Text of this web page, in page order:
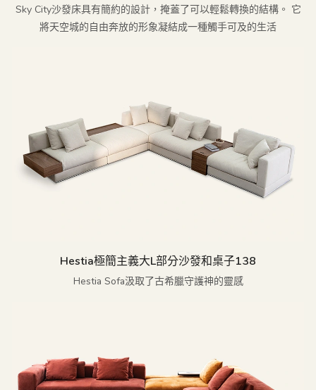
Sky City沙發床具有簡約的設計，掩蓋了可以輕鬆轉換的結構。 它
將天空城的自由奔放的形象凝結成一種觸手可及的生活
Hestia極簡主義大l部分沙發和桌子138
Hestia Sofa汲取了古希臘守護神的靈感